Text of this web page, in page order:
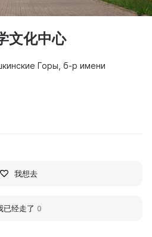
文化中心
Горы, б-р имени
我想去
已经走了 0